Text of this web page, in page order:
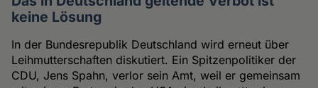
keine Lösung
In der Bundesrepublik Deutschland wird erneut über
Leihmutterschaften diskutiert. Ein Spitzenpolitiker der
CDU, Jens Spahn, verlor sein Amt, weil er gemeinsam